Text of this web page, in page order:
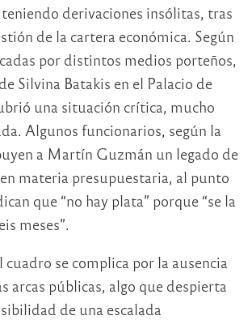
teniendo derivaciones insólitas, tras
de la cartera económica. Según
por distintos medios porteños,
Silvina Batakis en el Palacio de
una situación crítica, mucho
Algunos funcionarios, según la
a Martín Guzmán un legado de
materia presupuestaria, al punto
que “no hay plata” porque “se la
meses”.
cuadro se complica por la ausencia
arcas públicas, algo que despierta
de una escalada